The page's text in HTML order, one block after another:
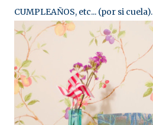
CUMPLEAÑOS, etc... (por si cuela).